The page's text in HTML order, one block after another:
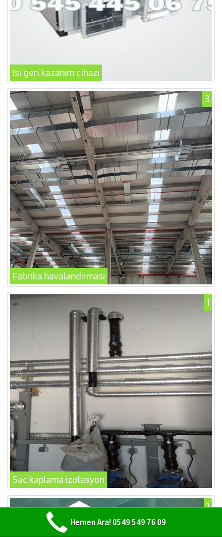
Isı geri kazanım cihazı
3
Fabrika havalandırması
1
Sac kaplama izolasyon
1
Hemen Ara! 0549 549 76 09